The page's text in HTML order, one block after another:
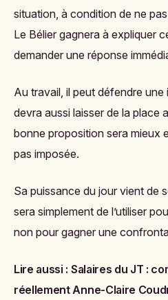
situation, à condition de ne
Le Bélier gagnera à expliquer
demander une réponse
Au travail, il peut défendre
devra aussi laisser de la place
bonne proposition sera mieux
pas imposée.
Sa puissance du jour vient de
sera simplement de l’utiliser
non pour gagner une
Lire aussi : Salaires du JT :
réellement Anne-Claire